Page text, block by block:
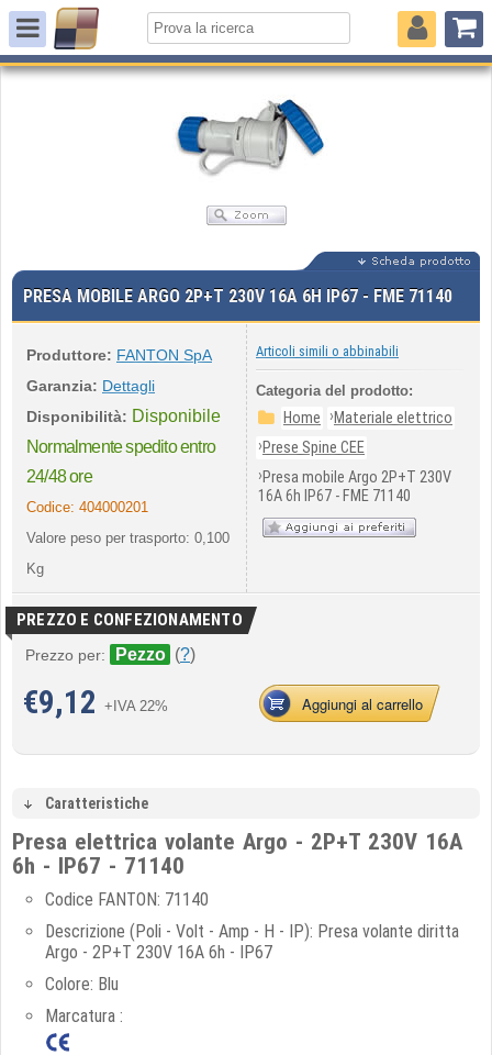
PRESA MOBILE ARGO 2P+T 230V 16A 6H IP67 - FME 71140
Produttore: FANTON SpA
Garanzia: Dettagli
Disponibilità: Disponibile
Normalmente spedito entro
24/48 ore
Codice: 404000201
Valore peso per trasporto: 0,100
Kg
Articoli simili o abbinabili
Categoria del prodotto:
Home ›Materiale elettrico
›Prese Spine CEE
›Presa mobile Argo 2P+T 230V
16A 6h IP67 - FME 71140
PREZZO E CONFEZIONAMENTO
Prezzo per: Pezzo (?)
€9,12 +IVA 22% Aggiungi al carrello
Caratteristiche
Presa elettrica volante Argo - 2P+T 230V 16A
6h - IP67 - 71140
Codice FANTON: 71140
Descrizione (Poli - Volt - Amp - H - IP): Presa volante diritta
Argo - 2P+T 230V 16A 6h - IP67
Colore: Blu
Marcatura :